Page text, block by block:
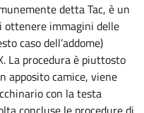
detta Tac, è un
ottenere immagini delle
caso dell’addome)
La procedura è piuttosto
apposito camice, viene
con la testa